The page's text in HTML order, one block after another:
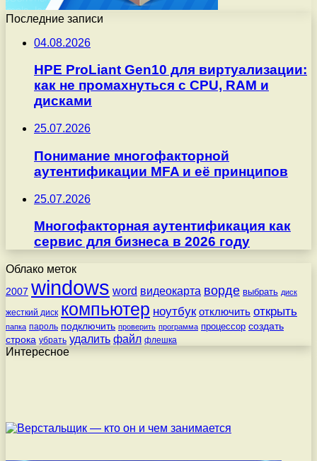
Последние записи
04.08.2026
HPE ProLiant Gen10 для виртуализации:
как не промахнуться с CPU, RAM и
дисками
25.07.2026
Понимание многофакторной
аутентификации MFA и её принципов
25.07.2026
Многофакторная аутентификация как
сервис для бизнеса в 2026 году
Облако меток
2007 windows word видеокарта ворде выбрать диск
жесткий диск компьютер ноутбук отключить открыть
папка пароль подключить проверить программа процессор создать
строка убрать удалить файл флешка
Интересное